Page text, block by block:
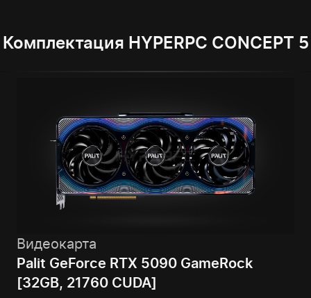
Комплектация HYPERPC CONCEPT 5
Видеокарта
Palit GeForce RTX 5090 GameRock
[32GB, 21760 CUDA]